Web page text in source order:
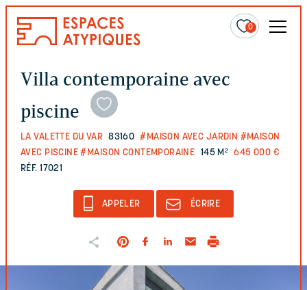
0
Villa contemporaine avec
piscine
LA VALETTE DU VAR 83160 #MAISON AVEC JARDIN #MAISON
AVEC PISCINE #MAISON CONTEMPORAINE 145 M² 645 000 €
RÉF. 17021
APPELER ÉCRIRE